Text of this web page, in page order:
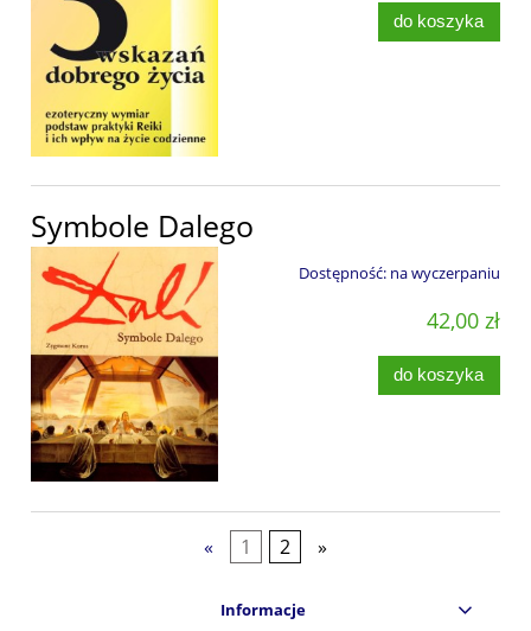
do koszyka
Symbole Dalego
Dostępność: na wyczerpaniu
42,00 zł
do koszyka
« 1 2 »
Informacje